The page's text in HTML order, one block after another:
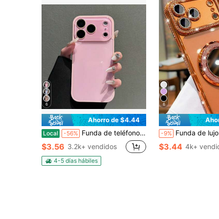
6
Ahorro de $4.44
Local -56% Funda de teléfono rosa de moda compatible con iPhone 17 Pro Max, 16 Pro Max, 15 Pro Max, 14 Pro Max, 13 Pro Max, con cubierta trasera suave y protectora de borde suave, funda de teléfono creativa unisex
$3.56 3.2k+ vendidos
4-5 días hábiles
6
-9% Funda de lujo con lentejuelas brillantes y protección de lente con chapado, anti-caídas, con espejo de maquillaje brillante y soporte de anillo, funda de teléfono de alta calidad a prueba de golpes,
$3.44 4k+